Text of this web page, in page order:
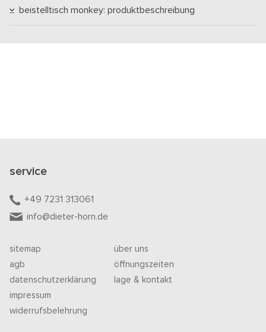
beistelltisch monkey: produktbeschreibung
service
+49 7231 313061
info@dieter-horn.de
sitemap
agb
datenschutzerklärung
impressum
widerrufsbelehrung
über uns
öffnungszeiten
lage & kontakt